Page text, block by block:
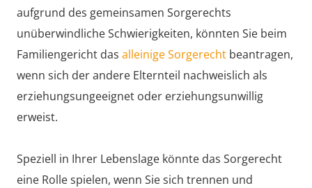
aufgrund des gemeinsamen Sorgerechts
unüberwindliche Schwierigkeiten, könnten Sie beim
Familiengericht das alleinige Sorgerecht beantragen,
wenn sich der andere Elternteil nachweislich als
erziehungsungeeignet oder erziehungsunwillig
erweist.
Speziell in Ihrer Lebenslage könnte das Sorgerecht
eine Rolle spielen, wenn Sie sich trennen und